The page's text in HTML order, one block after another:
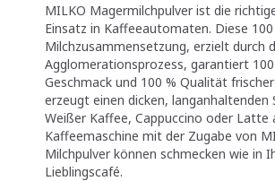
MILKO Magermilchpulver ist die
Einsatz in Kaffeeautomaten. Diese 100
Milchzusammensetzung, erzielt durch
Agglomerationsprozess, garantiert 100
Geschmack und 100 % Qualität
erzeugt einen dicken, langanhaltenden
Weißer Kaffee, Cappuccino oder Latte
Kaffeemaschine mit der Zugabe von
Milchpulver können schmecken wie in
Lieblingscafé.